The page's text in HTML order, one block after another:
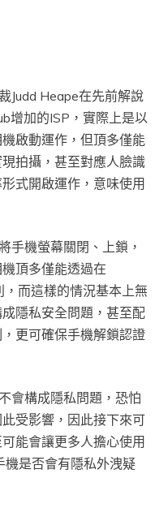
Judd Heape在先前解說
增加的ISP，實際上是以
啟動運作，但頂多僅能
拍攝，甚至對應人臉識
式開啟運作，意味使用
手機螢幕關閉、上鎖，
頂多僅能透過在
而這樣的情況基本上無
隱私安全問題，甚至配
更可確保手機解鎖認證
會構成隱私問題，恐怕
受影響，因此接下來可
能會讓更多人擔心使用
是否會有隱私外洩疑